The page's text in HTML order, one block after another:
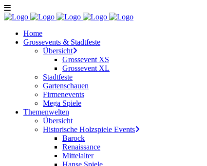
Home
Grossevents & Stadtfeste
Übersicht
Grossevent XS
Grossevent XL
Stadtfeste
Gartenschauen
Firmenevents
Mega Spiele
Themenwelten
Übersicht
Historische Holzspiele Events
Barock
Renaissance
Mittelalter
Hanse Spiele